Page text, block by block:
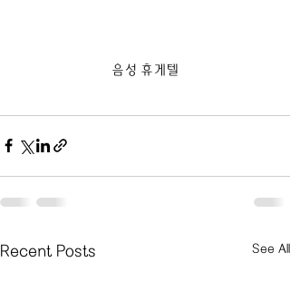
음성 휴게텔
Recent Posts See All